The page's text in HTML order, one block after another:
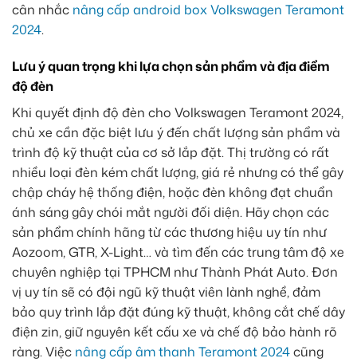
cân nhắc nâng cấp android box Volkswagen Teramont
2024.
Lưu ý quan trọng khi lựa chọn sản phẩm và địa điểm
độ đèn
Khi quyết định độ đèn cho Volkswagen Teramont 2024,
chủ xe cần đặc biệt lưu ý đến chất lượng sản phẩm và
trình độ kỹ thuật của cơ sở lắp đặt. Thị trường có rất
nhiều loại đèn kém chất lượng, giá rẻ nhưng có thể gây
chập cháy hệ thống điện, hoặc đèn không đạt chuẩn
ánh sáng gây chói mắt người đối diện. Hãy chọn các
sản phẩm chính hãng từ các thương hiệu uy tín như
Aozoom, GTR, X-Light… và tìm đến các trung tâm độ xe
chuyên nghiệp tại TPHCM như Thành Phát Auto. Đơn
vị uy tín sẽ có đội ngũ kỹ thuật viên lành nghề, đảm
bảo quy trình lắp đặt đúng kỹ thuật, không cắt chế dây
điện zin, giữ nguyên kết cấu xe và chế độ bảo hành rõ
ràng. Việc nâng cấp âm thanh Teramont 2024cũng